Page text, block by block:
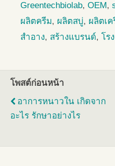
Greentechbiolab, OEM,
ผลิตครีม, ผลิตสบู่, ผลิตเค
สำอาง, สร้างแบรนด์, โร
โพสต์ก่อนหน้า
อาการหนาวใน เกิดจาก
อะไร รักษาอย่างไร